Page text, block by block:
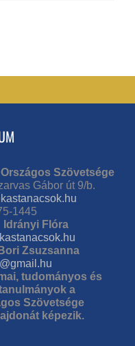
Szövetsége
Gábor út 9/b.
1445
Idrányi Flóra
Zsuzsanna
tudományos és
a
Szövetsége
képezik.